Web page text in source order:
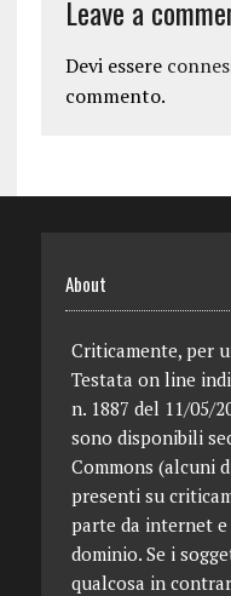
Leave a
Devi essere
commento.
About
Criticamente, per
Testata on line
n. 1887 del 11/05/
sono disponibili
Commons (alcuni
presenti su
parte da internet
dominio. Se i
qualcosa in